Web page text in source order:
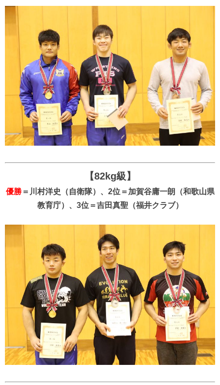
【82kg級】
優勝＝川村洋史（自衛隊）、2位＝加賀谷庸一朗（和歌山県
教育庁）、3位＝吉田真聖（福井クラブ）